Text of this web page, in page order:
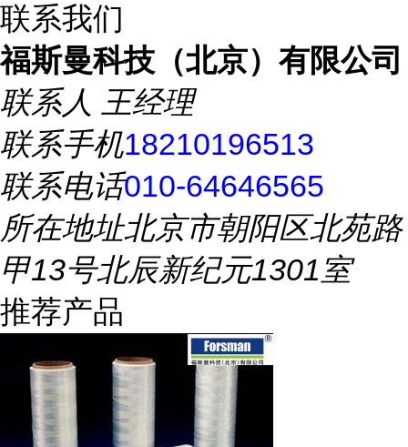
联系我们
福斯曼科技（北京）有限公司
联系人 王经理
联系手机18210196513
联系电话010-64646565
所在地址北京市朝阳区北苑路
甲13号北辰新纪元1301室
推荐产品